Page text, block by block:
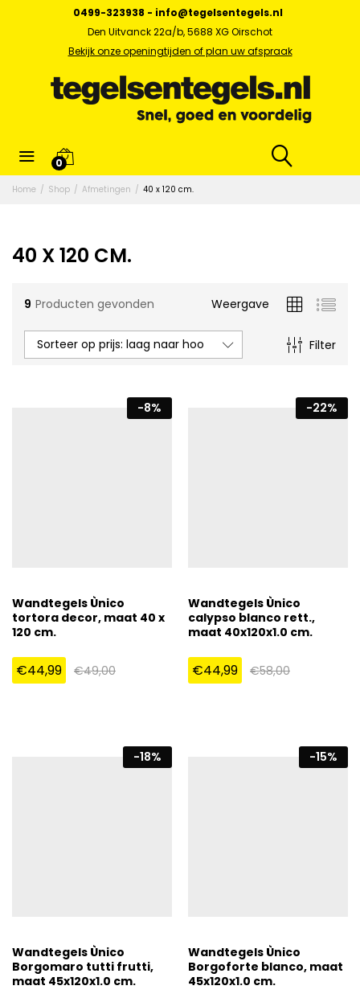
0499-323938 - info@tegelsentegels.nl
Den Uitvanck 22a/b, 5688 XG Oirschot
Bekijk onze openingtijden of plan uw afspraak
0
Home / Shop / Afmetingen / 40 x 120 cm.
40 X 120 CM.
9 Producten gevonden Weergave
Filter
Sorteer op prijs: laag naar hoog
-8%
Wandtegels Ùnico
tortora decor, maat 40 x
120 cm.
€44,99 €49,00
-22%
Wandtegels Ùnico
calypso blanco rett.,
maat 40x120x1.0 cm.
€44,99 €58,00
-18%
Wandtegels Ùnico
Borgomaro tutti frutti,
maat 45x120x1.0 cm.
-15%
Wandtegels Ùnico
Borgoforte blanco, maat
45x120x1.0 cm.